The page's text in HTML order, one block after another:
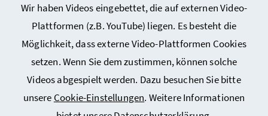
Wir haben Videos eingebettet, die auf externen Video-
Plattformen (z.B. YouTube) liegen. Es besteht die
Möglichkeit, dass externe Video-Plattformen Cookies
setzen. Wenn Sie dem zustimmen, können solche
Videos abgespielt werden. Dazu besuchen Sie bitte
unsere Cookie-Einstellungen. Weitere Informationen
Sitemap
Cookie-Einstellungen